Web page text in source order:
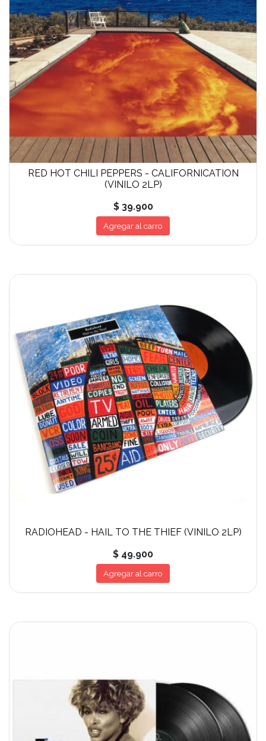
RED HOT CHILI PEPPERS - CALIFORNICATION
(VINILO 2LP)
$ 39.900
Agregar al carro
RADIOHEAD - HAIL TO THE THIEF (VINILO 2LP)
$ 49.900
Agregar al carro